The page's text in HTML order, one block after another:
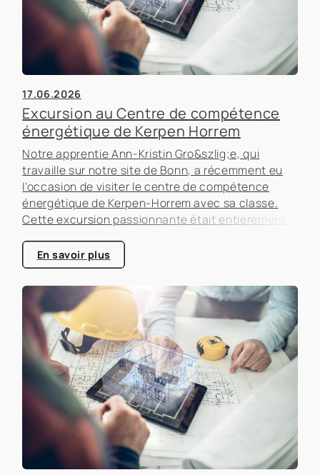
17.06.2026
Excursion au Centre de compétence
énergétique de Kerpen Horrem
Notre apprentie Ann-Kristin Gro&szlig;e, qui
travaille sur notre site de Bonn, a récemment eu
l'occasion de visiter le centre de compétence
énergétique de Kerpen-Horrem avec sa classe.
Cette excursion passionnante était entièrement
bâtiments, un sujet qui prend de plus en plus
d'importance dans le secteur immobilier.
En savoir plus